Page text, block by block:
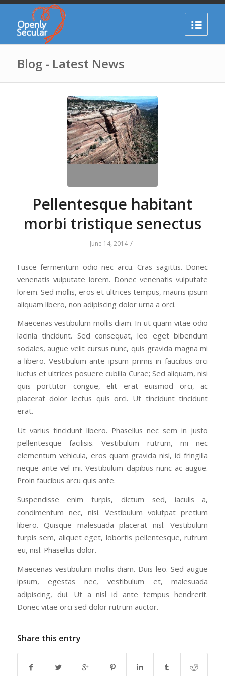
Blog - Latest News
Pellentesque habitant
morbi tristique senectus
June 14, 2014 /
Fusce fermentum odio nec arcu. Cras sagittis. Donec
venenatis vulputate lorem. Donec venenatis vulputate
lorem. Sed mollis, eros et ultrices tempus, mauris ipsum
aliquam libero, non adipiscing dolor urna a orci.
Maecenas vestibulum mollis diam. In ut quam vitae odio
lacinia tincidunt. Sed consequat, leo eget bibendum
sodales, augue velit cursus nunc, quis gravida magna mi
a libero. Vestibulum ante ipsum primis in faucibus orci
luctus et ultrices posuere cubilia Curae; Sed aliquam, nisi
quis porttitor congue, elit erat euismod orci, ac
placerat dolor lectus quis orci. Ut tincidunt tincidunt
erat.
Ut varius tincidunt libero. Phasellus nec sem in justo
pellentesque facilisis. Vestibulum rutrum, mi nec
elementum vehicula, eros quam gravida nisl, id fringilla
neque ante vel mi. Vestibulum dapibus nunc ac augue.
Proin faucibus arcu quis ante.
Suspendisse enim turpis, dictum sed, iaculis a,
condimentum nec, nisi. Vestibulum volutpat pretium
libero. Quisque malesuada placerat nisl. Vestibulum
turpis sem, aliquet eget, lobortis pellentesque, rutrum
eu, nisl. Phasellus dolor.
Maecenas vestibulum mollis diam. Duis leo. Sed augue
ipsum, egestas nec, vestibulum et, malesuada
adipiscing, dui. Ut a nisl id ante tempus hendrerit.
Donec vitae orci sed dolor rutrum auctor.
Share this entry